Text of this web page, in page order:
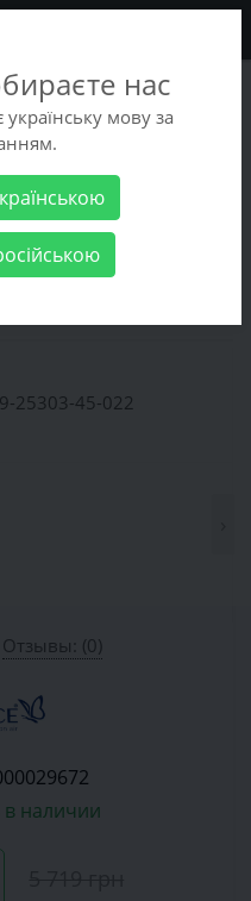
+38 (068) 486-90-09
+38 (093) 486-90-09
Ботинки Caprice 9-25303-
Отзывы: (0)
в наличии
нас
мову за